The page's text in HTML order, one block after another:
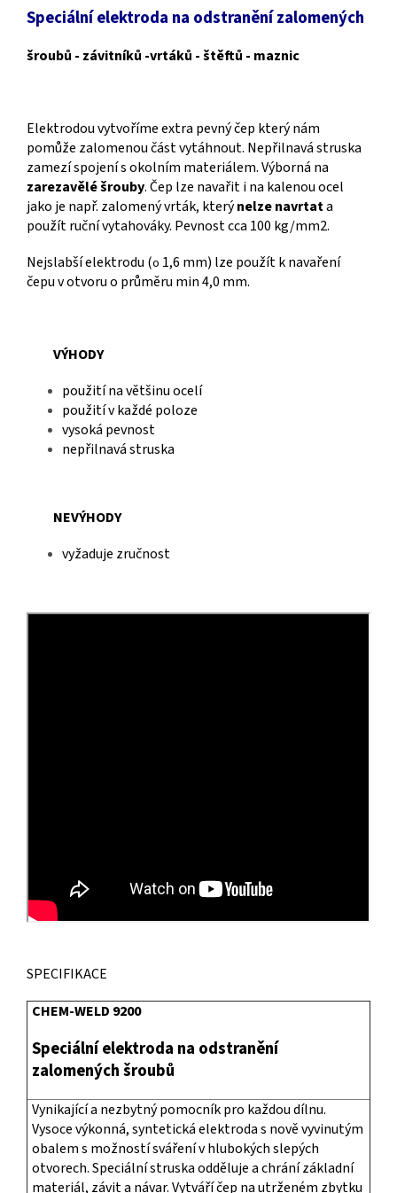
Speciální elektroda na odstranění zalomených
šroubů - závitníků -vrtáků - štěftů - maznic
Elektrodou vytvoříme extra pevný čep který nám
pomůže zalomenou část vytáhnout. Nepřilnavá struska
zamezí spojení s okolním materiálem. Výborná na
zarezavělé šrouby. Čep lze navařit i na kalenou ocel
jako je např. zalomený vrták, kterýnelze navrtata
použít ruční vytahováky. Pevnost cca 100 kg/mm2.
Nejslabší elektrodu (o 1,6 mm) lze použít k navaření
čepu v otvoru o průměru min 4,0 mm.
VÝHODY
použití na většinu ocelí
použití v každé poloze
vysoká pevnost
nepřilnavá struska
NEVÝHODY
vyžaduje zručnost
SPECIFIKACE
CHEM-WELD 9200
Speciální elektroda na odstranění
zalomených šroubů
Vynikající a nezbytný pomocník pro každou dílnu.
Vysoce výkonná, syntetická elektroda s nově vyvinutým
obalem s možností sváření v hlubokých slepých
otvorech. Speciální struska odděluje a chrání základní
materiál, závit a návar. Vytváří čep na utrženém zbytku